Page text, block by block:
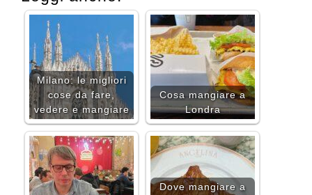
Milano: le migliori
cose da fare,
vedere e mangiare
Cosa mangiare a
Londra
Dove mangiare a